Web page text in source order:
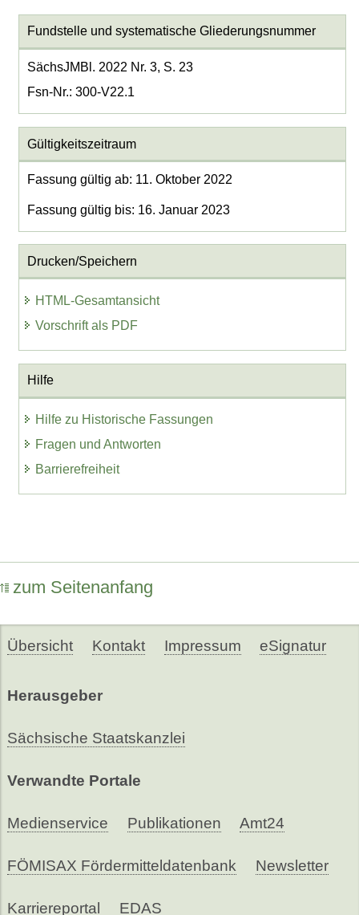
Fundstelle und systematische Gliederungsnummer
SächsJMBl. 2022 Nr. 3, S. 23
Fsn-Nr.: 300-V22.1
Gültigkeitszeitraum
Fassung gültig ab: 11. Oktober 2022
Fassung gültig bis: 16. Januar 2023
Drucken/Speichern
HTML-Gesamtansicht
Vorschrift als PDF
Hilfe
Hilfe zu Historische Fassungen
Fragen und Antworten
Barrierefreiheit
zum Seitenanfang
Übersicht Kontakt Impressum eSignatur
Herausgeber
Sächsische Staatskanzlei
Verwandte Portale
Medienservice Publikationen Amt24
FÖMISAX Fördermitteldatenbank Newsletter
Karriereportal EDAS